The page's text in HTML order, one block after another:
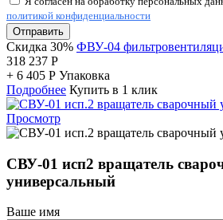
политикой конфиденциальности
Отправить
Скидка 30% ФВУ-04
318 237 Р
+ 6 405 Р Упаковка
Подробнее Купить в 1 клик
Просмотр
СВУ-01 исп2 вращатель
универсальный
Ваше имя